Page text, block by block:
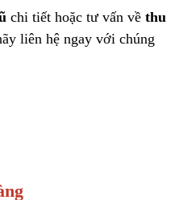
chi tiết hoặc tư vấn về thu
liên hệ ngay với chúng